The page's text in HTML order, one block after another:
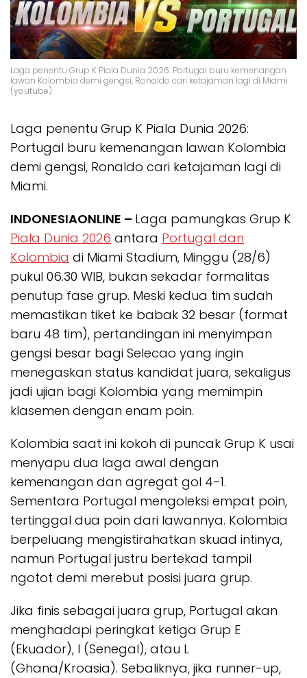
Laga penentu Grup K Piala Dunia 2026: Portugal buru kemenangan
lawan Kolombia demi gengsi, Ronaldo cari ketajaman lagi di Miami
(youtube)
Laga penentu Grup K Piala Dunia 2026:
Portugal buru kemenangan lawan Kolombia
demi gengsi, Ronaldo cari ketajaman lagi di
Miami.
INDONESIAONLINE – Laga pamungkas Grup K
Piala Dunia 2026 antara Portugal dan
Kolombia di Miami Stadium, Minggu (28/6)
pukul 06.30 WIB, bukan sekadar formalitas
penutup fase grup. Meski kedua tim sudah
memastikan tiket ke babak 32 besar (format
baru 48 tim), pertandingan ini menyimpan
gengsi besar bagi Selecao yang ingin
menegaskan status kandidat juara, sekaligus
jadi ujian bagi Kolombia yang memimpin
klasemen dengan enam poin.
Kolombia saat ini kokoh di puncak Grup K usai
menyapu dua laga awal dengan
kemenangan dan agregat gol 4-1.
Sementara Portugal mengoleksi empat poin,
tertinggal dua poin dari lawannya. Kolombia
berpeluang mengistirahatkan skuad intinya,
namun Portugal justru bertekad tampil
ngotot demi merebut posisi juara grup.
Jika finis sebagai juara grup, Portugal akan
menghadapi peringkat ketiga Grup E
(Ekuador), I (Senegal), atau L
(Ghana/Kroasia). Sebaliknya, jika runner-up,